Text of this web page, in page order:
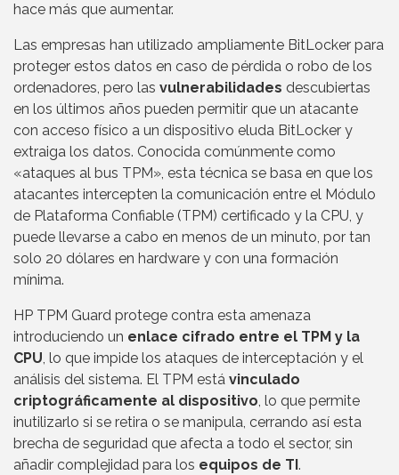
hace más que aumentar.
Las empresas han utilizado ampliamente BitLocker para
proteger estos datos en caso de pérdida o robo de los
ordenadores, pero las vulnerabilidades descubiertas
en los últimos años pueden permitir que un atacante
con acceso físico a un dispositivo eluda BitLocker y
extraiga los datos. Conocida comúnmente como
«ataques al bus TPM», esta técnica se basa en que los
atacantes intercepten la comunicación entre el Módulo
de Plataforma Confiable (TPM) certificado y la CPU, y
puede llevarse a cabo en menos de un minuto, por tan
solo 20 dólares en hardware y con una formación
mínima.
HP TPM Guard protege contra esta amenaza
introduciendo un enlace cifrado entre el TPM y la
CPU, lo que impide los ataques de interceptación y el
análisis del sistema. El TPM está vinculado
criptográficamente al dispositivo, lo que permite
inutilizarlo si se retira o se manipula, cerrando así esta
brecha de seguridad que afecta a todo el sector, sin
añadir complejidad para los equipos de TI .